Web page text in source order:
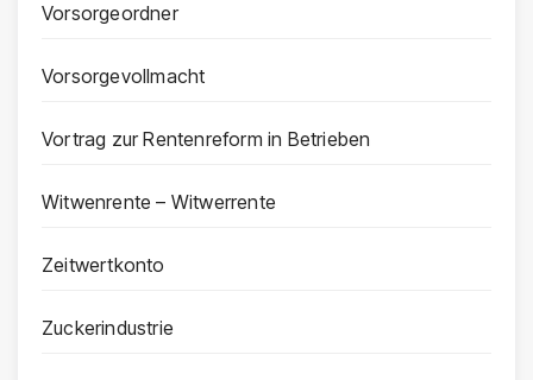
Vorsorgeordner
Vorsorgevollmacht
Vortrag zur Rentenreform in Betrieben
Witwenrente – Witwerrente
Zeitwertkonto
Zuckerindustrie